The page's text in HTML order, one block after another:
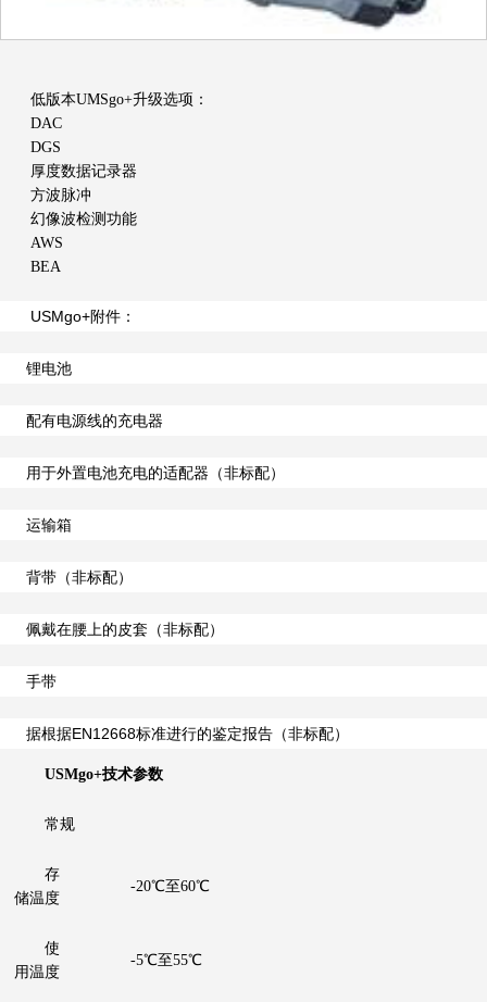
低版本UMSgo+升级选项：
DAC
DGS
厚度数据记录器
方波脉冲
幻像波检测功能
AWS
BEA
USMgo+附件：
锂电池
配有电源线的充电器
用于外置电池充电的适配器（非标配）
运输箱
背带（非标配）
佩戴在腰上的皮套（非标配）
手带
据根据EN12668标准进行的鉴定报告（非标配）
USMgo+技术参数
常规
存
储温度
-20℃至60℃
使
用温度
-5℃至55℃